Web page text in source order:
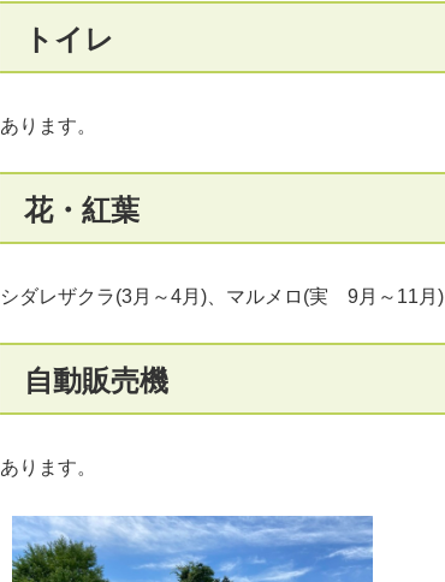
トイレ
あります。
花・紅葉
シダレザクラ(3月～4月)、マルメロ(実 9月～11月)
自動販売機
あります。